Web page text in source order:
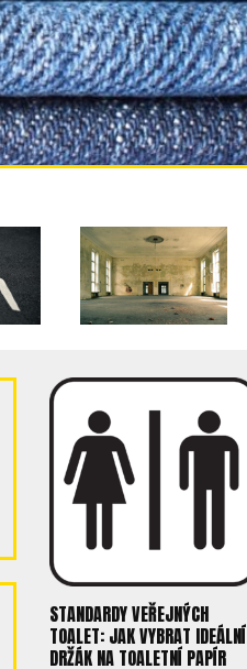
STANDARDY VEŘEJNÝCH
TOALET: JAK VYBRAT IDEÁLNÍ
DRŽÁK NA TOALETNÍ PAPÍR